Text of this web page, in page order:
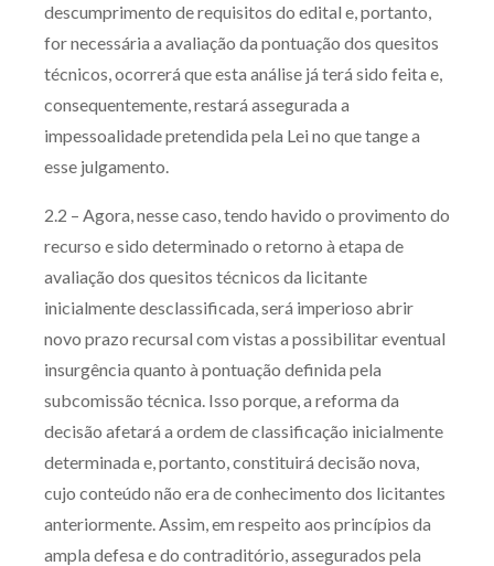
descumprimento de requisitos do edital e, portanto,
for necessária a avaliação da pontuação dos quesitos
técnicos, ocorrerá que esta análise já terá sido feita e,
consequentemente, restará assegurada a
impessoalidade pretendida pela Lei no que tange a
esse julgamento.
2.2 – Agora, nesse caso, tendo havido o provimento do
recurso e sido determinado o retorno à etapa de
avaliação dos quesitos técnicos da licitante
inicialmente desclassificada, será imperioso abrir
novo prazo recursal com vistas a possibilitar eventual
insurgência quanto à pontuação definida pela
subcomissão técnica. Isso porque, a reforma da
decisão afetará a ordem de classificação inicialmente
determinada e, portanto, constituirá decisão nova,
cujo conteúdo não era de conhecimento dos licitantes
anteriormente. Assim, em respeito aos princípios da
ampla defesa e do contraditório, assegurados pela